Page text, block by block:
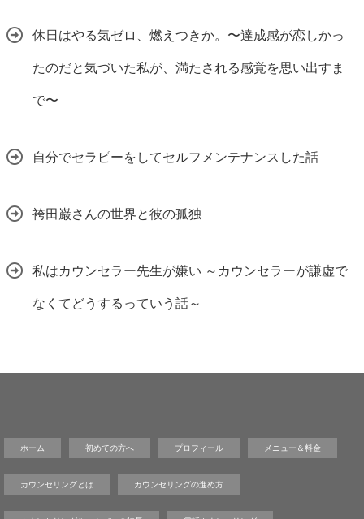
休日はやる気ゼロ、燃えつきか。〜達成感が恋しかっ
たのだと気づいた私が、満たされる感覚を思い出すま
で〜
自分でセラピーをしてセルフメンテナンスした話
袴田巌さんの世界と彼の孤独
私はカウンセラー先生が嫌い ～カウンセラーが謙虚で
なくてどうするっていう話～
ホーム 初めての方へ プロフィール メニュー＆料金
カウンセリングとは カウンセリングの進め方